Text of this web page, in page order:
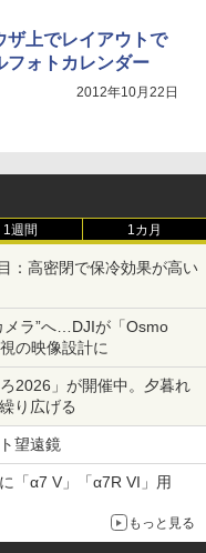
ザ上でレイアウトで
フォトカレンダー
2012年10月22日
1週間 1カ月
：高密閉で保冷効果が高い
メラ”へ…DJIが「Osmo
の映像設計に
2026」が開催中。夕暮れ
り広げる
望遠鏡
「α7 V」「α7R VI」用
もっと見る